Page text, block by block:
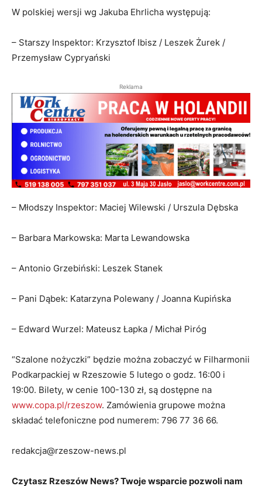
W polskiej wersji wg Jakuba Ehrlicha występują:
– Starszy Inspektor: Krzysztof Ibisz / Leszek Żurek /
Przemysław Cypryański
Reklama
– Młodszy Inspektor: Maciej Wilewski / Urszula Dębska
– Barbara Markowska: Marta Lewandowska
– Antonio Grzebiński: Leszek Stanek
– Pani Dąbek: Katarzyna Polewany / Joanna Kupińska
– Edward Wurzel: Mateusz Łapka / Michał Piróg
“Szalone nożyczki” będzie można zobaczyć w Filharmonii
Podkarpackiej w Rzeszowie 5 lutego o godz. 16:00 i
19:00. Bilety, w cenie 100-130 zł, są dostępne na
www.copa.pl/rzeszow. Zamówienia grupowe można
składać telefoniczne pod numerem: 796 77 36 66.
redakcja@rzeszow-news.pl
Czytasz Rzeszów News? Twoje wsparcie pozwoli nam